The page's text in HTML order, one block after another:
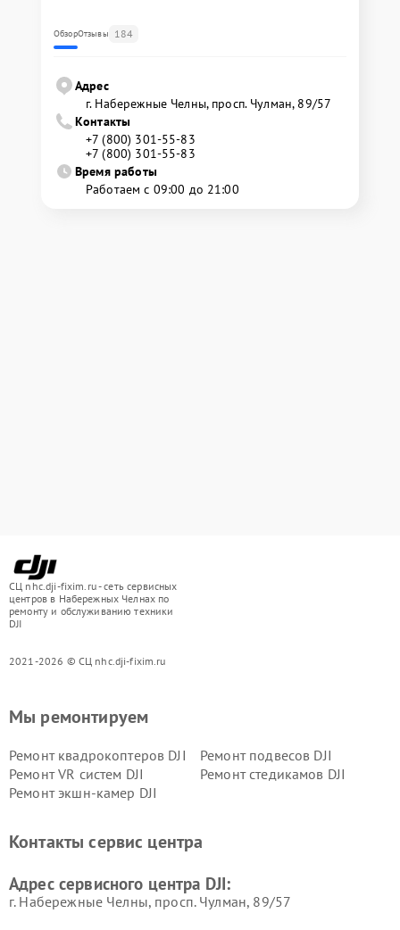
ОбзорОтзывы 184
Адрес
г. Набережные Челны, просп. Чулман, 89/57
Контакты
+7 (800) 301-55-83
+7 (800) 301-55-83
Время работы
Работаем с 09:00 до 21:00
СЦ nhc.dji-fixim.ru - сеть сервисных
центров в Набережных Челнах по
ремонту и обслуживанию техники
DJI
2021-2026 © СЦ nhc.dji-fixim.ru
Мы ремонтируем
Ремонт квадрокоптеров DJI
Ремонт подвесов DJI
Ремонт VR систем DJI
Ремонт стедикамов DJI
Ремонт экшн-камер DJI
Контакты сервис центра
Адрес сервисного центра DJI:
г. Набережные Челны, просп. Чулман, 89/57